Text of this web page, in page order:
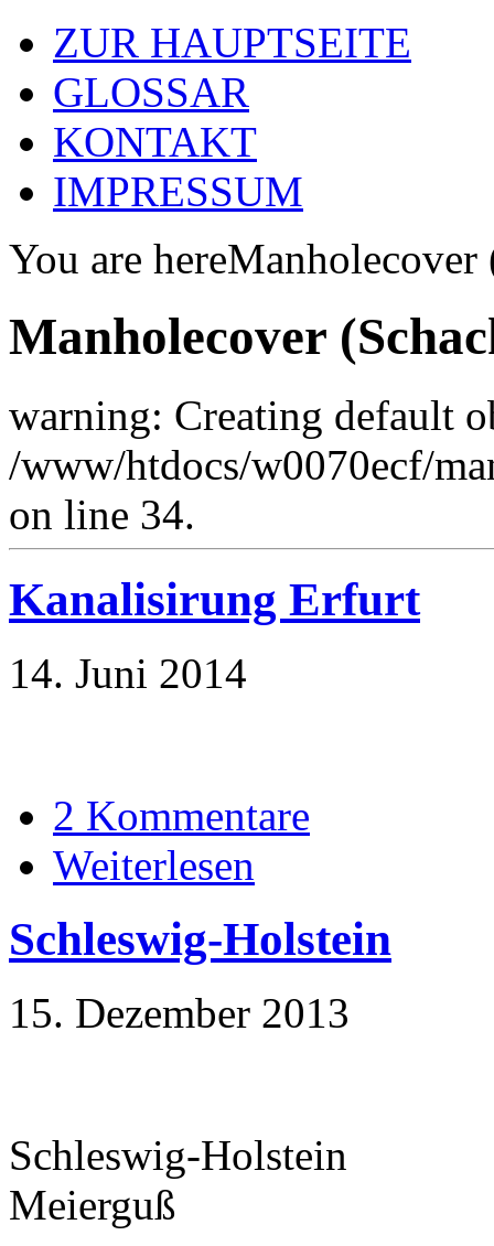
ZUR HAUPTSEITE
GLOSSAR
KONTAKT
IMPRESSUM
You are hereManholecover
Manholecover
warning: Creating default
/www/htdocs/w0070ecf/
on line 34.
Kanalisirung Erfurt
14. Juni 2014
2 Kommentare
Weiterlesen
Schleswig-Holstein
15. Dezember 2013
Schleswig-Holstein
Meierguß